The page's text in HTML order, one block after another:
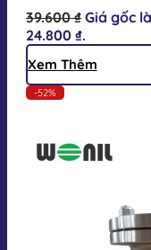
39.600₫ Giá gốc
24.800 ₫.
Xem Thêm
-52%